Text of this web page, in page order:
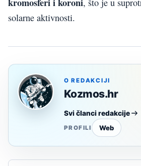
, što je u
solarne aktivnosti.
O REDAKCIJI
Kozmos.hr
Svi članci redakcije
PROFILI Web